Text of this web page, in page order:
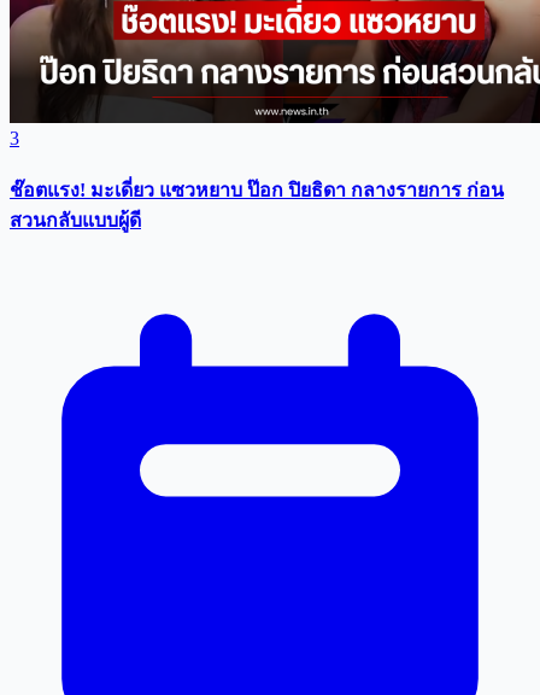
3
ช๊อตแรง! มะเดี่ยว แซวหยาบ ป๊อก ปิยธิดา กลางรายการ ก่อน
สวนกลับแบบผู้ดี